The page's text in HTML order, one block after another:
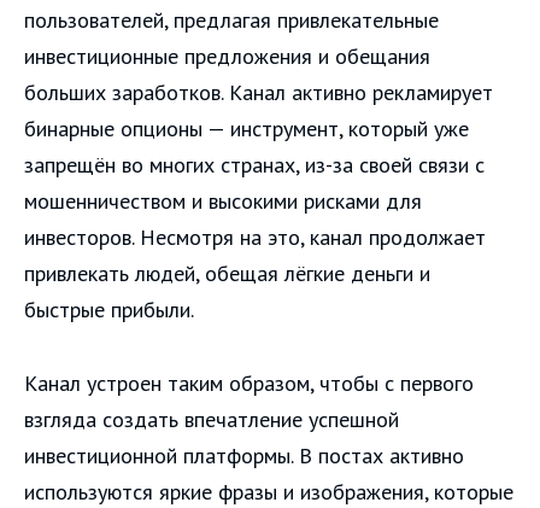
пользователей, предлагая привлекательные
инвестиционные предложения и обещания
больших заработков. Канал активно рекламирует
бинарные опционы — инструмент, который уже
запрещён во многих странах, из-за своей связи с
мошенничеством и высокими рисками для
инвесторов. Несмотря на это, канал продолжает
привлекать людей, обещая лёгкие деньги и
быстрые прибыли.
Канал устроен таким образом, чтобы с первого
взгляда создать впечатление успешной
инвестиционной платформы. В постах активно
используются яркие фразы и изображения, которые